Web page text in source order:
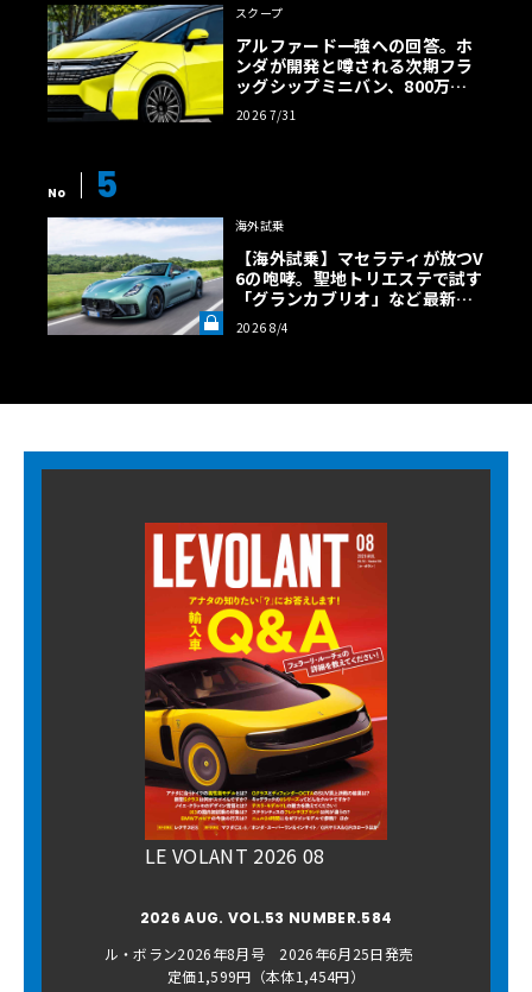
スクープ
アルファード一強への回答。ホ
ンダが開発と噂される次期フラ
ッグシップミニバン、800万円
超の勝算【予想CG】
2026 7/31
No 5
海外試乗
【海外試乗】マセラティが放つV
6の咆哮。聖地トリエステで試す
「グランカブリオ」など最新ト
ロフェオ3台の官能評価《LE VO
LANT LAB》
2026 8/4
LE VOLANT 2026 08
2026 AUG. VOL.53 NUMBER.584
ル・ボラン2026年8月号 2026年6月25日発売
定価1,599円（本体1,454円）